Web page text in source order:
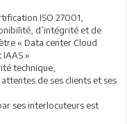
ISO 27001,
d’intégrité et de
« Data center Cloud
»
technique,
de ses clients et ses
ses interlocuteurs est